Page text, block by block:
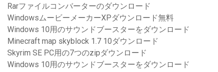
Rarファイルコンバーターのダウンロード
WindowsムービーメーカーXPダウンロード無料
Windows 10用のサウンドブースターをダウンロード
Minecraft map skyblock 1.7 10ダウンロード
Skyrim SE PC用の7つのzipダウンロード
Windows 10用のサウンドブースターをダウンロード